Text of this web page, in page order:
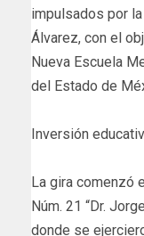
impulsados por
Álvarez, con el
Nueva Escuela
del Estado de
Inversión
La gira comenzó
Núm. 21 “Dr.
donde se